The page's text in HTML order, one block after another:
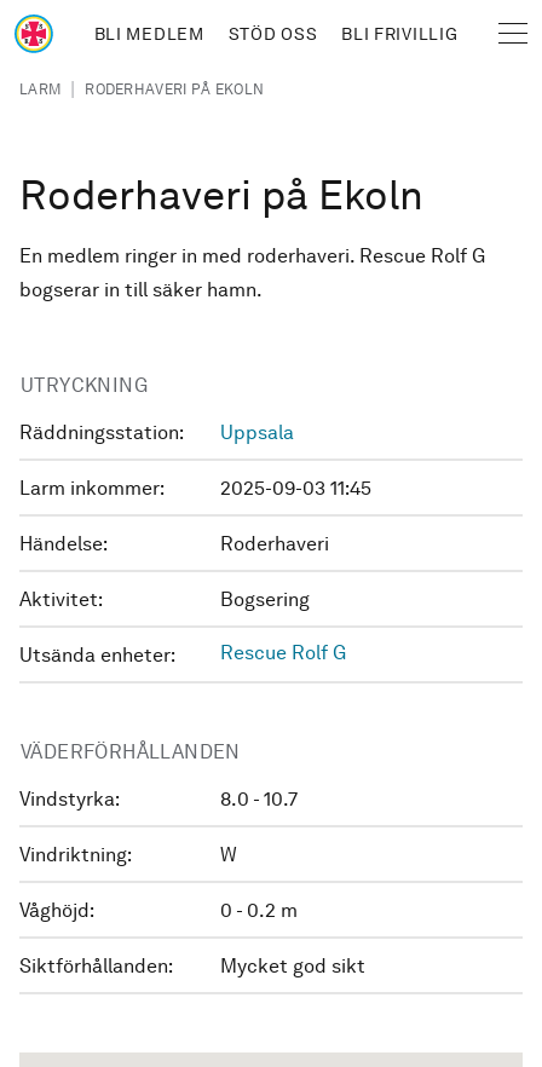
Hoppa till huvudinnehåll
BLI MEDLEM STÖD OSS BLI FRIVILLIG
Länkstig
LARM | RODERHAVERI PÅ EKOLN
Roderhaveri på Ekoln
En medlem ringer in med roderhaveri. Rescue Rolf G
bogserar in till säker hamn.
UTRYCKNING
Räddningsstation: Uppsala
Larm inkommer: 2025-09-03 11:45
Händelse: Roderhaveri
Aktivitet: Bogsering
Utsända enheter: Rescue Rolf G
VÄDERFÖRHÅLLANDEN
Vindstyrka: 8.0 - 10.7
Vindriktning: W
Våghöjd: 0 - 0.2 m
Siktförhållanden: Mycket god sikt